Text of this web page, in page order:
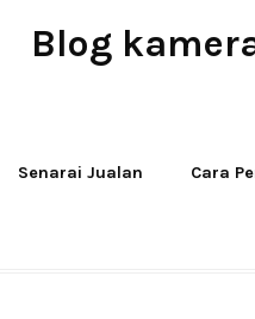
Blog
Senarai Jualan Cara